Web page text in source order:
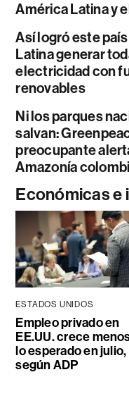
América Latina y
Así logró este
Latina generar
electricidad con
renovables
Ni los parques
salvan:
preocupante
Amazonía
Económicas e
ESTADOS UNIDOS
Empleo privado en
EE.UU. crece
lo esperado en julio,
según ADP